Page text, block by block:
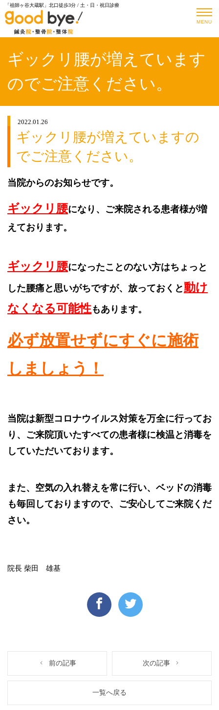
「祖師ヶ谷大蔵駅」北口徒歩3分 / 土・日・祝日診療
MENU
ギックリ腰が増えています
のでご注意ください。
2022.01.26
ギックリ腰が増えていますの
でご注意ください。
当院からのお知らせです。
ギックリ腰になり、ご来院される患者様が増
えております。
ギックリ腰になったことのない方はちょっと
した腰痛と思いがちですが、放っておくと動け
なくなる可能性もあります。
必ず放置せずにすぐに施術
しましょう！
当院は新型コロナウイルス対策を万全に行ってお
り、ご来院頂いたすべての患者様に検温と消毒を
していただいております。
また、空気の入れ替えを常に行い、ベッドの消毒
も毎回しておりますので、ご安心してご来院くだ
さい。
院長 柴田 雄基
前の記事 次の記事
一覧へ戻る